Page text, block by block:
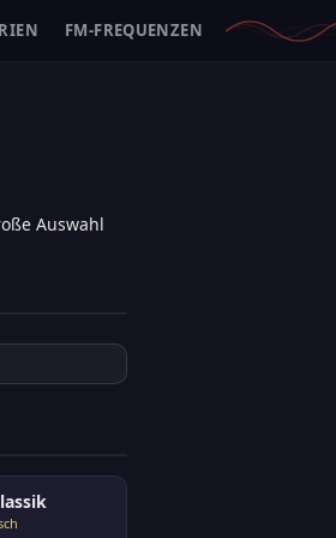
FM-FREQUENZEN
Auswahl